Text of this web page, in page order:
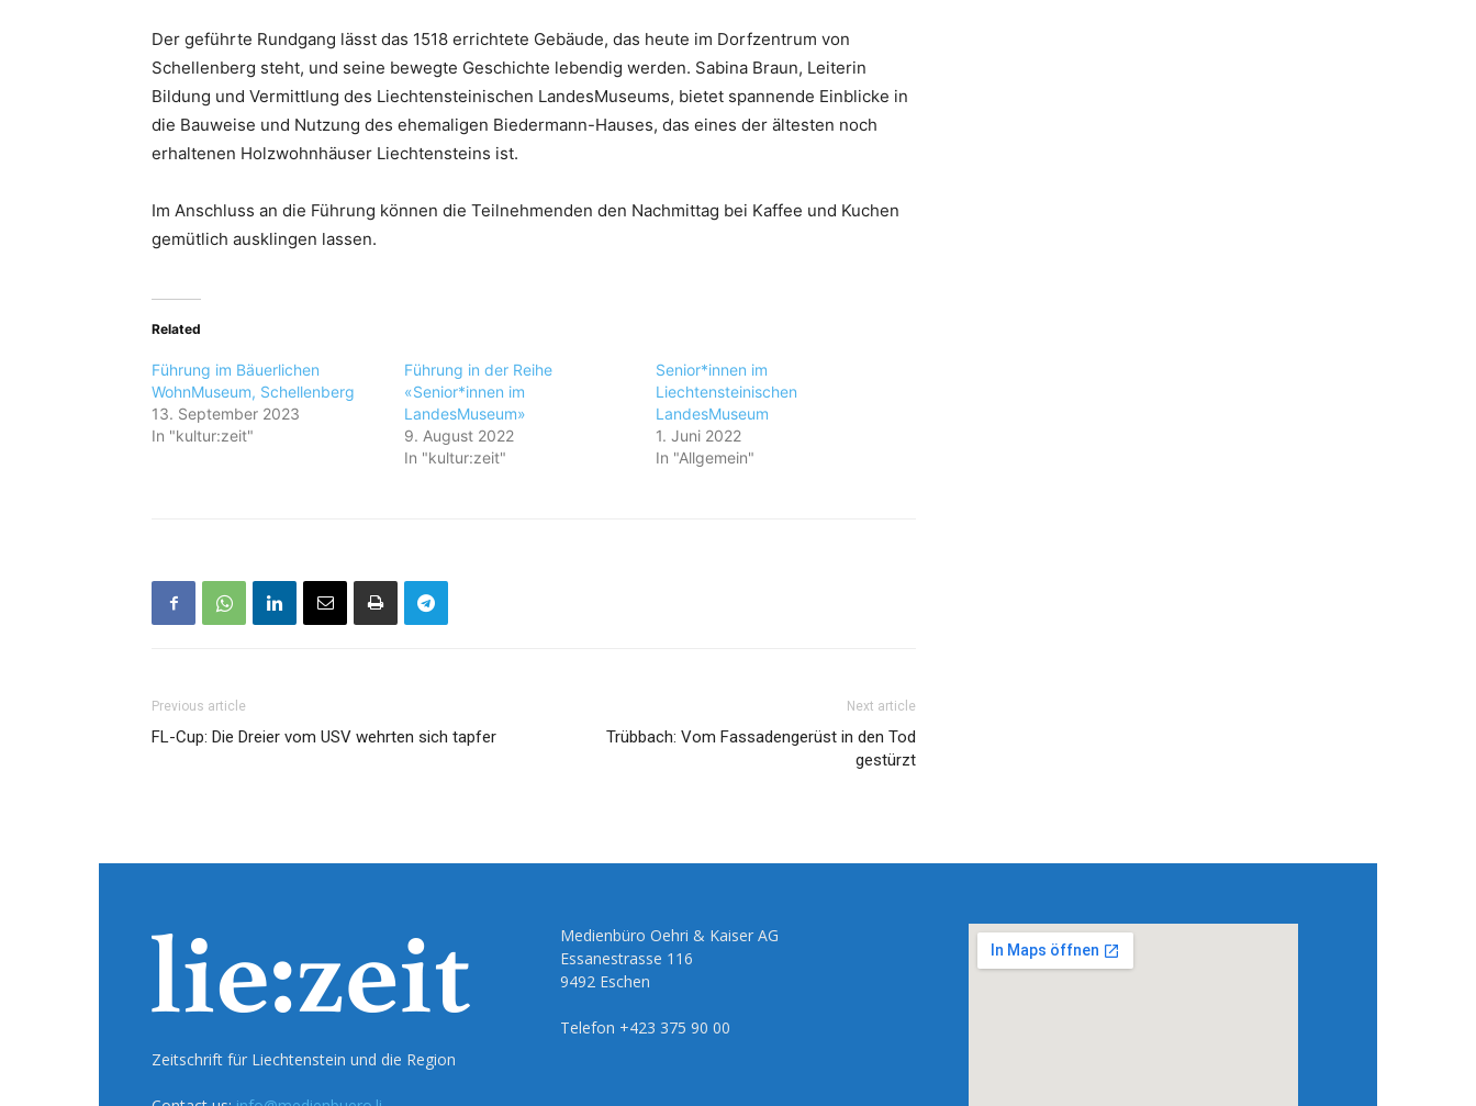
Der geführte Rundgang lässt das 1518 errichtete Gebäude, das heute im Dorfzentrum von
Schellenberg steht, und seine bewegte Geschichte lebendig werden. Sabina Braun, Leiterin
Bildung und Vermittlung des Liechtensteinischen LandesMuseums, bietet spannende Einblicke in
die Bauweise und Nutzung des ehemaligen Biedermann-Hauses, das eines der ältesten noch
erhaltenen Holzwohnhäuser Liechtensteins ist.
Im Anschluss an die Führung können die Teilnehmenden den Nachmittag bei Kaffee und Kuchen
gemütlich ausklingen lassen.
Related
Führung im Bäuerlichen
WohnMuseum, Schellenberg
13. September 2023
In "kultur:zeit"
Führung in der Reihe
«Senior*innen im
LandesMuseum»
9. August 2022
In "kultur:zeit"
Senior*innen im
Liechtensteinischen
LandesMuseum
1. Juni 2022
In "Allgemein"
Previous article
FL-Cup: Die Dreier vom USV wehrten sich tapfer
Next article
Trübbach: Vom Fassadengerüst in den Tod
gestürzt
Zeitschrift für Liechtenstein und die Region
Medienbüro Oehri & Kaiser AG
Essanestrasse 116
9492 Eschen
Telefon +423 375 90 00